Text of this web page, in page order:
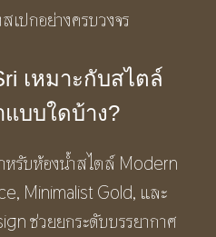
เปกอย่างครบวงจร
เหมาะกับสไตล์
บบใดบ้าง?
หรับห้องน้ำสไตล์ Modern
Minimalist Gold, และ
ช่วยยกระดับบรรยากาศ